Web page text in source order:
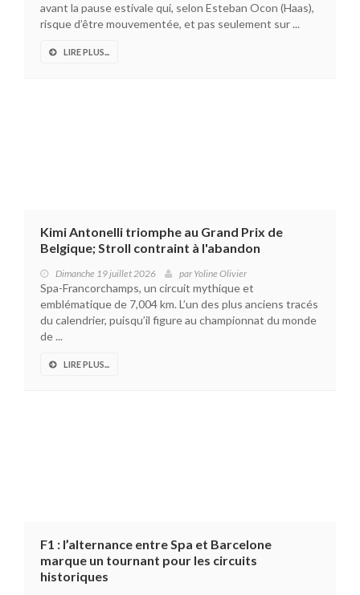
avant la pause estivale qui, selon Esteban Ocon (Haas),
risque d’être mouvementée, et pas seulement sur ...
LIRE PLUS...
Kimi Antonelli triomphe au Grand Prix de
Belgique; Stroll contraint à l'abandon
Dimanche 19 juillet 2026 par Yoline Olivier
Spa-Francorchamps, un circuit mythique et
emblématique de 7,004 km. L’un des plus anciens tracés
du calendrier, puisqu’il figure au championnat du monde
de ...
LIRE PLUS...
F1 : l’alternance entre Spa et Barcelone
marque un tournant pour les circuits
historiques